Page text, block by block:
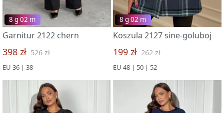
8 g 02 m
Garnitur 2122 chern
398 zł 526 zł
EU 36 | 38
8 g 02 m
Koszula 2127 sine-goluboj
199 zł 262 zł
EU 48 | 50 | 52